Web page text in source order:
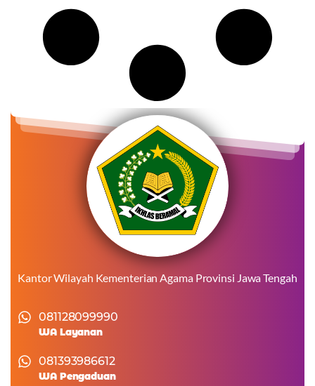
Kantor Wilayah Kementerian Agama Provinsi Jawa Tengah
081128099990
WA Layanan
081393986612
WA Pengaduan